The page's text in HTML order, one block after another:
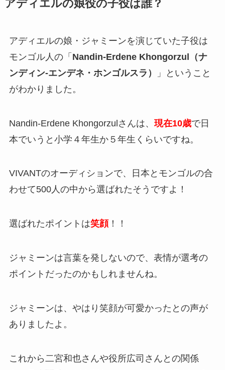
アディエルの娘役の子役は誰？
アディエルの娘・ジャミーンを演じていた子役は
モンゴル人の「 Nandin-Erdene Khongorzul（ナ
ンディン-エンデネ・ホンゴルスラ）
」ということ
がわかりました。
Nandin-Erdene Khongorzulさんは、 現在10歳で日
本でいうと小学４年生か５年生くらいですね。
VIVANTのオーディションで、日本とモンゴルの合
わせて500人の中から選ばれたそうですよ！
選ばれたポイントは笑顔！！
ジャミーンは言葉を発しないので、表情が選考の
ポイントだったのかもしれませんね。
ジャミーンは、やはり笑顔が可愛かったとの声が
ありましたよ。
これから二宮和也さんや役所広司さんとの関係